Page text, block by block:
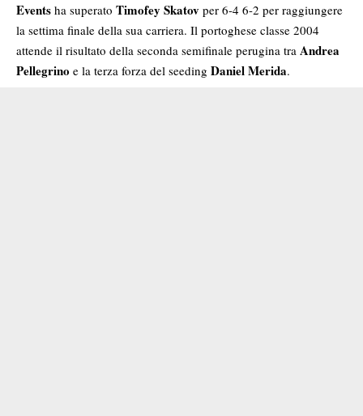
Events ha superato Timofey Skatov per 6-4 6-2 per raggiungere
la settima finale della sua carriera. Il portoghese classe 2004
attende il risultato della seconda semifinale perugina tra Andrea
Pellegrino e la terza forza del seeding Daniel Merida.